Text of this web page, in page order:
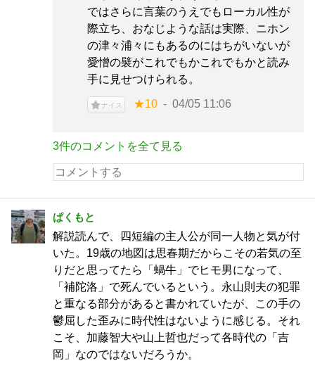
ではさらに言葉のうえでもローカル性が
際立ち、おなじような話は実際、ニホン
の津々浦々にもあるのにはちがいないが
愛憎の襞がこれでもかこれでもかと読み
手に見せつけられる。
ナイス ★10 04/05 11:06
3件のコメントを全て見る
ぱくもと
解説読んで、四短編の主人公が同一人物と気が付
いた。19歳の地図は思春期だからこその若気の至
りだと思ってたら「蝸牛」でヒモ男になって、
「補陀洛」で死んでいるという。永山則夫の犯罪
と重なる部分があると書かれていたが、この手の
鬱屈した歪みに時代性はないように感じる。それ
こそ、加藤智大や山上哲也だって各時代の「吉
岡」なのではないだろうか。